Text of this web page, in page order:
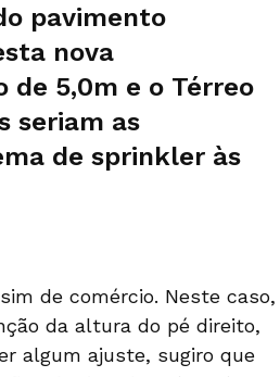
pavimento
nova
5,0m e o Térreo
seriam as
de sprinkler às
de comércio. Neste caso,
da altura do pé direito,
algum ajuste, sugiro que